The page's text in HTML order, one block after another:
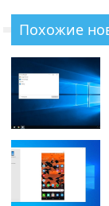
Похожие